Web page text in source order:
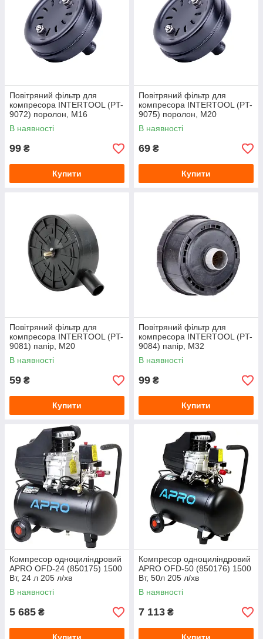
Повітряний фільтр для
компресора INTERTOOL (PT-
9072) поролон, М16
В наявності
99 ₴
Купити
Повітряний фільтр для
компресора INTERTOOL (PT-
9075) поролон, М20
В наявності
69 ₴
Купити
Повітряний фільтр для
компресора INTERTOOL (PT-
9081) папір, М20
В наявності
59 ₴
Купити
Повітряний фільтр для
компресора INTERTOOL (PT-
9084) папір, М32
В наявності
99 ₴
Купити
Компресор одноциліндровий
APRO OFD-24 (850175) 1500
Вт, 24 л 205 л/хв
В наявності
5 685 ₴
Компресор одноциліндровий
APRO OFD-50 (850176) 1500
Вт, 50л 205 л/хв
В наявності
7 113 ₴